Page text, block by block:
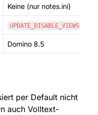
Keine (nur notes.ini)
UPDATE_DISABLE_VIEWS
Domino 8.5
per Default nicht
auch Volltext-